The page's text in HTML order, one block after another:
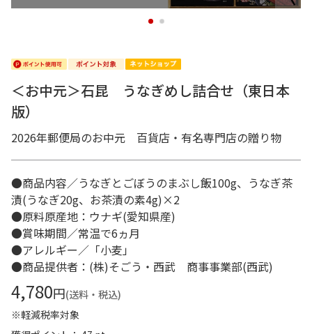
1 2
＜お中元＞石昆 うなぎめし詰合せ（東日本
版）
2026年郵便局のお中元 百貨店・有名専門店の贈り物
●商品内容／うなぎとごぼうのまぶし飯100g、うなぎ茶
漬(うなぎ20g、お茶漬の素4g)×2
●原料原産地：ウナギ(愛知県産)
●賞味期間／常温で6ヵ月
●アレルギー／「小麦」
●商品提供者：(株)そごう・西武 商事事業部(西武)
4,780円(送料・税込)
※軽減税率対象